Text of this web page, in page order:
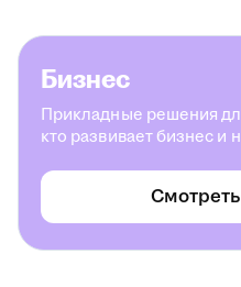
Бизнес
Прикладные решения
кто развивает бизнес и